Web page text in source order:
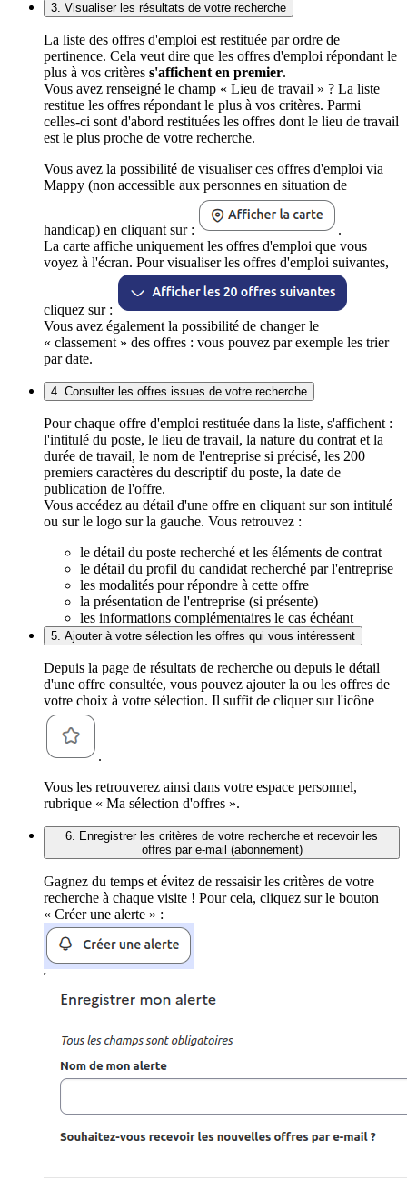
3. Visualiser les résultats de votre recherche
La liste des offres d'emploi est restituée par ordre de
pertinence. Cela veut dire que les offres d'emploi répondant le
plus à vos critères s'affichent en premier.
Vous avez renseigné le champ « Lieu de travail » ? La liste
restitue les offres répondant le plus à vos critères. Parmi
celles-ci sont d'abord restituées les offres dont le lieu de travail
est le plus proche de votre recherche.
Vous avez la possibilité de visualiser ces offres d'emploi via
Mappy (non accessible aux personnes en situation de
handicap) en cliquant sur :
.
La carte affiche uniquement les offres d'emploi que vous
voyez à l'écran. Pour visualiser les offres d'emploi suivantes,
cliquez sur :
Vous avez également la possibilité de changer le
« classement » des offres : vous pouvez par exemple les trier
par date.
4. Consulter les offres issues de votre recherche
Pour chaque offre d'emploi restituée dans la liste, s'affichent :
l'intitulé du poste, le lieu de travail, la nature du contrat et la
durée de travail, le nom de l'entreprise si précisé, les 200
premiers caractères du descriptif du poste, la date de
publication de l'offre.
Vous accédez au détail d'une offre en cliquant sur son intitulé
ou sur le logo sur la gauche. Vous retrouvez :
le détail du poste recherché et les éléments de contrat
le détail du profil du candidat recherché par l'entreprise
les modalités pour répondre à cette offre
la présentation de l'entreprise (si présente)
les informations complémentaires le cas échéant
5. Ajouter à votre sélection les offres qui vous intéressent
Depuis la page de résultats de recherche ou depuis le détail
d'une offre consultée, vous pouvez ajouter la ou les offres de
votre choix à votre sélection. Il suffit de cliquer sur l'icône
.
Vous les retrouverez ainsi dans votre espace personnel,
rubrique « Ma sélection d'offres ».
6. Enregistrer les critères de votre recherche et recevoir les
offres par e-mail (abonnement)
Gagnez du temps et évitez de ressaisir les critères de votre
recherche à chaque visite ! Pour cela, cliquez sur le bouton
« Créer une alerte » :